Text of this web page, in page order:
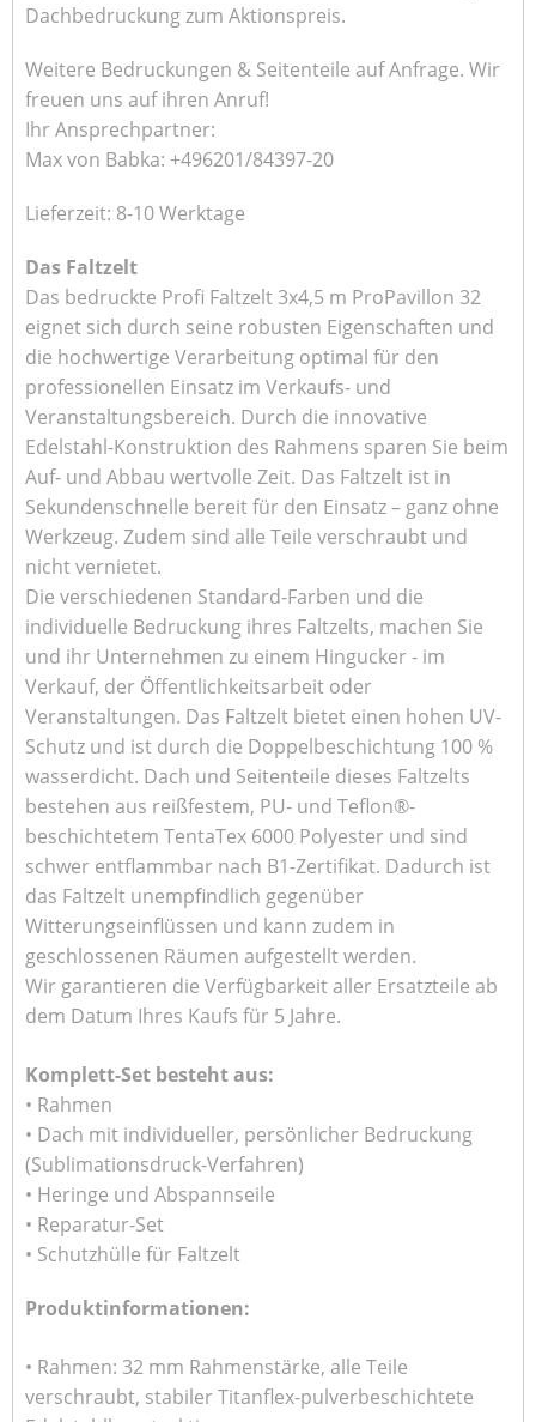
Dachbedruckung zum Aktionspreis.
Weitere Bedruckungen & Seitenteile auf Anfrage. Wir
freuen uns auf ihren Anruf!
Ihr Ansprechpartner:
Max von Babka: +496201/84397-20
Lieferzeit: 8-10 Werktage
Das Faltzelt
Das bedruckte Profi Faltzelt 3x4,5 m ProPavillon 32
eignet sich durch seine robusten Eigenschaften und
die hochwertige Verarbeitung optimal für den
professionellen Einsatz im Verkaufs- und
Veranstaltungsbereich. Durch die innovative
Edelstahl-Konstruktion des Rahmens sparen Sie beim
Auf- und Abbau wertvolle Zeit. Das Faltzelt ist in
Sekundenschnelle bereit für den Einsatz – ganz ohne
Werkzeug. Zudem sind alle Teile verschraubt und
nicht vernietet.
Die verschiedenen Standard-Farben und die
individuelle Bedruckung ihres Faltzelts, machen Sie
und ihr Unternehmen zu einem Hingucker - im
Verkauf, der Öffentlichkeitsarbeit oder
Veranstaltungen. Das Faltzelt bietet einen hohen UV-
Schutz und ist durch die Doppelbeschichtung 100 %
wasserdicht. Dach und Seitenteile dieses Faltzelts
bestehen aus reißfestem, PU- und Teflon®-
beschichtetem TentaTex 6000 Polyester und sind
schwer entflammbar nach B1-Zertifikat. Dadurch ist
das Faltzelt unempfindlich gegenüber
Witterungseinflüssen und kann zudem in
geschlossenen Räumen aufgestellt werden.
Wir garantieren die Verfügbarkeit aller Ersatzteile ab
dem Datum Ihres Kaufs für 5 Jahre.
Komplett-Set besteht aus:
• Rahmen
• Dach mit individueller, persönlicher Bedruckung
(Sublimationsdruck-Verfahren)
• Heringe und Abspannseile
• Reparatur-Set
• Schutzhülle für Faltzelt
Produktinformationen:
• Rahmen: 32 mm Rahmenstärke, alle Teile
verschraubt, stabiler Titanflex-pulverbeschichtete